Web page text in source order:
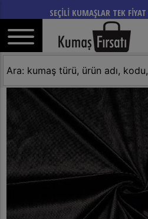
SEÇİLİ KUMAŞLAR TEK